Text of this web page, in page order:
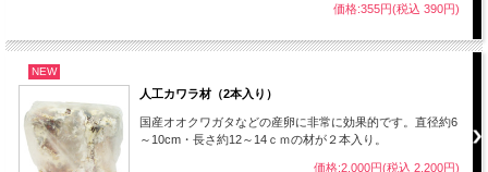
価格:355円(税込 390円)
NEW
人工カワラ材（2本入り）
国産オオクワガタなどの産卵に非常に効果的です。直径約6
～10cm・長さ約12～14ｃｍの材が２本入り。
価格:2,000円(税込 2,200円)